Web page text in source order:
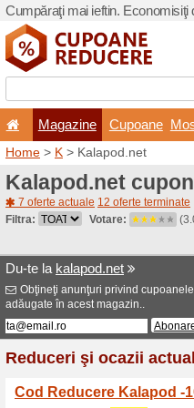
Cumpăraţi
Home>K>